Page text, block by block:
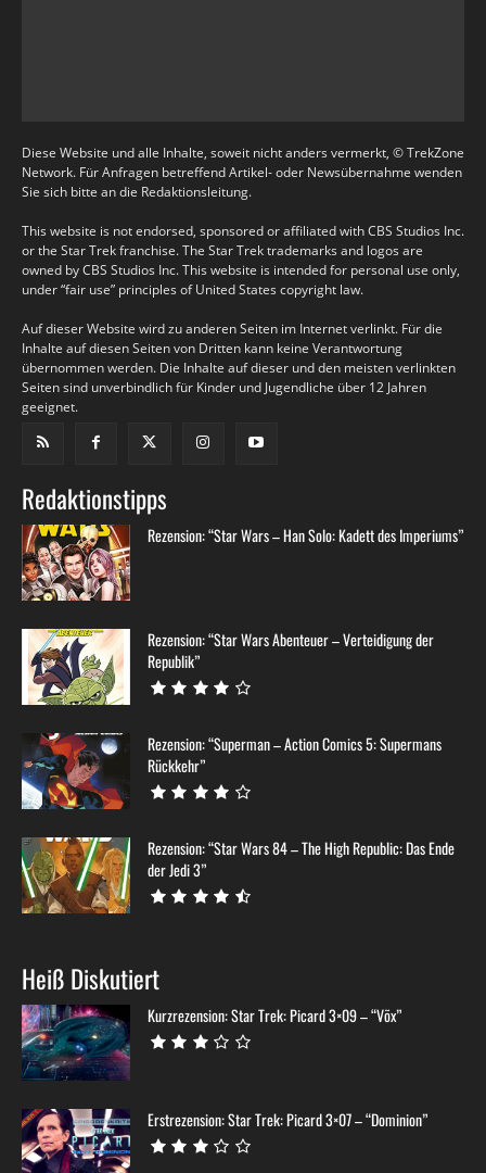
Diese Website und alle Inhalte, soweit nicht anders vermerkt, © TrekZone
Network. Für Anfragen betreffend Artikel- oder Newsübernahme wenden
Sie sich bitte an die Redaktionsleitung.
This website is not endorsed, sponsored or affiliated with CBS Studios Inc.
or the Star Trek franchise. The Star Trek trademarks and logos are
owned by CBS Studios Inc. This website is intended for personal use only,
under “fair use” principles of United States copyright law.
Auf dieser Website wird zu anderen Seiten im Internet verlinkt. Für die
Inhalte auf diesen Seiten von Dritten kann keine Verantwortung
übernommen werden. Die Inhalte auf dieser und den meisten verlinkten
Seiten sind unverbindlich für Kinder und Jugendliche über 12 Jahren
geeignet.
Redaktionstipps
Rezension: “Star Wars – Han Solo: Kadett des Imperiums”
Rezension: “Star Wars Abenteuer – Verteidigung der
Republik”
Rezension: “Superman – Action Comics 5: Supermans
Rückkehr”
Rezension: “Star Wars 84 – The High Republic: Das Ende
der Jedi 3”
Heiß Diskutiert
Kurzrezension: Star Trek: Picard 3×09 – “Võx”
Erstrezension: Star Trek: Picard 3×07 – “Dominion”